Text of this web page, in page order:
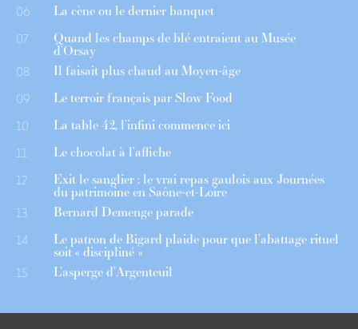
06 La cène ou le dernier banquet
07 Quand les champs de blé entraient au Musée
d’Orsay
08 Il faisait plus chaud au Moyen-âge
09 Le terroir français par Slow Food
10 La table 42, l’infini commence ici
11 Le chocolat à l’affiche
12 Exit le sanglier : le vrai repas gaulois aux Journées
du patrimoine en Saône-et-Loire
13 Bernard Demenge parade
14 Le patron de Bigard plaide pour que l’abattage rituel
soit « discipliné »
15 L’asperge d’Argenteuil